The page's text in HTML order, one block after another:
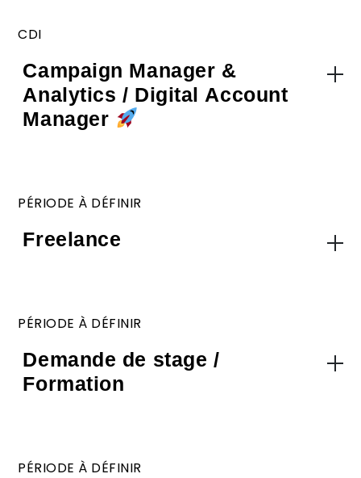
CDI
Campaign Manager &
Analytics / Digital Account
Manager
PÉRIODE À DÉFINIR
Freelance
PÉRIODE À DÉFINIR
Demande de stage /
Formation
PÉRIODE À DÉFINIR